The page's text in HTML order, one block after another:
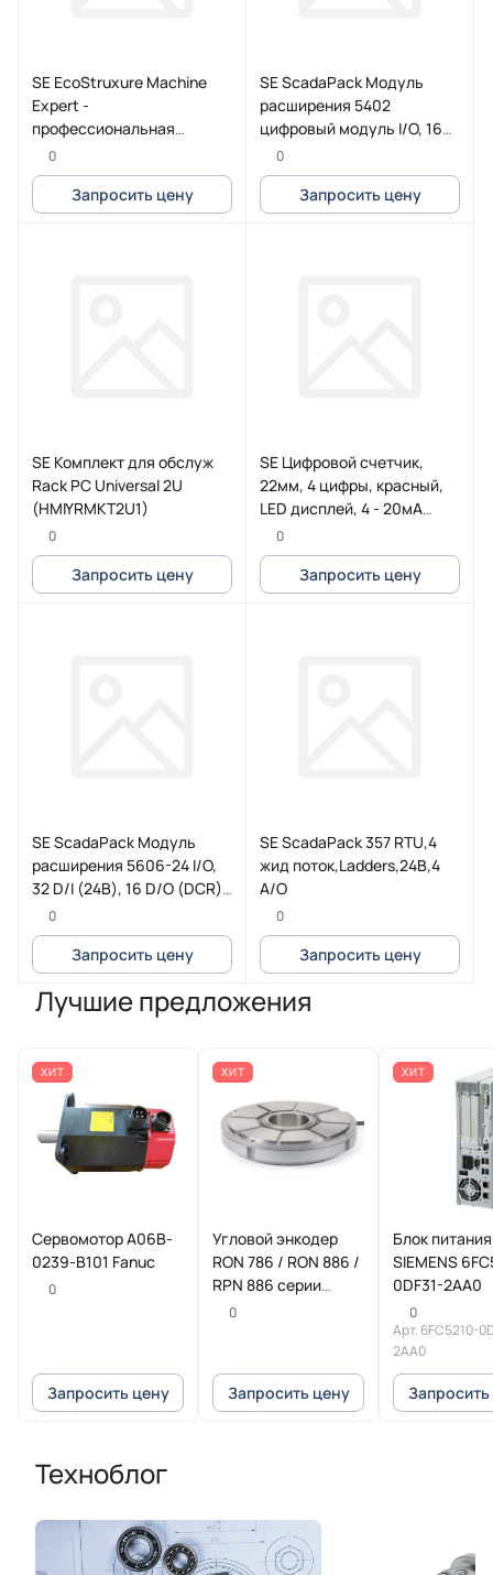
SE EcoStruxure Machine
Expert -
профессиональная
лицензия, 1 раб.место, e-
mail
0
Запросить цену
SE ScadaPack Модуль
расширения 5402
цифровый модуль I/O, 16
точек, требуется реле
(TBUX297153)
0
Запросить цену
SE Комплект для обслуж
Rack PC Universal 2U
(HMIYRMKT2U1)
0
Запросить цену
SE Цифровой счетчик,
22мм, 4 цифры, красный,
LED дисплей, 4 - 20мА
XBH1AA0R4
0
Запросить цену
SE ScadaPack Модуль
расширения 5606-24 I/O,
32 D/I (24В), 16 D/O (DCR)
8 A/I, 2 A/O (TBUX297334S)
0
Запросить цену
SE ScadaPack 357 RTU,4
жид поток,Ladders,24В,4
A/O
0
Запросить цену
Лучшие предложения
ХИТ
Сервомотор A06B-
0239-B101 Fanuc
0
Запросить цену
ХИТ
Угловой энкодер
RON 786 / RON 886 /
RPN 886 серии
HEIDENHAIN
0
Запросить цену
ХИТ
Блок питания
SIEMENS
0DF31-2AA0
0
Арт. 6FC5210-
2AA0
Техноблог